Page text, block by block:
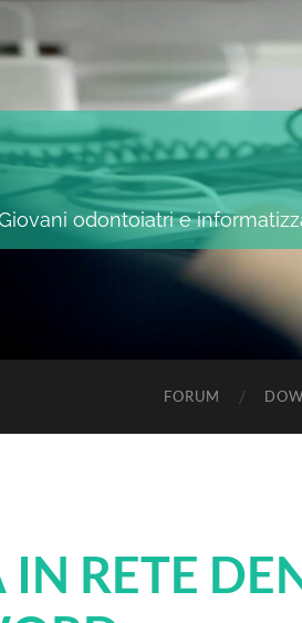
odontoiatri e
FORUM
IN RETE